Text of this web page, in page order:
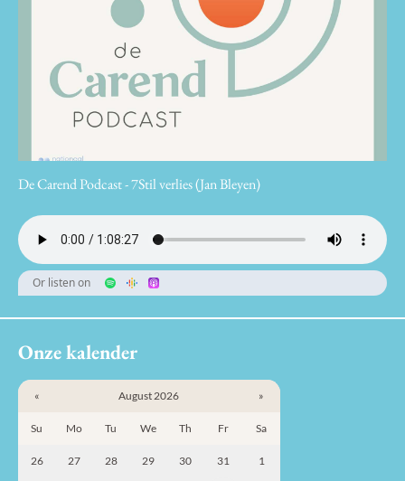
De Carend Podcast - 7Stil verlies (Jan Bleyen)
Or listen on
Onze kalender
« August 2026 »
Su Mo Tu We Th Fr Sa
26 27 28 29 30 31 1